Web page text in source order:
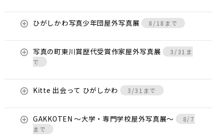
ひがしかわ写真少年団屋外写真展 8/18まで
写真の町東川賞歴代受賞作家屋外写真展
3/31ま
で
Kitte 出会って ひがしかわ 3/31まで
GAKKOTEN ～大学・専門学校屋外写真展～
8/7
まで